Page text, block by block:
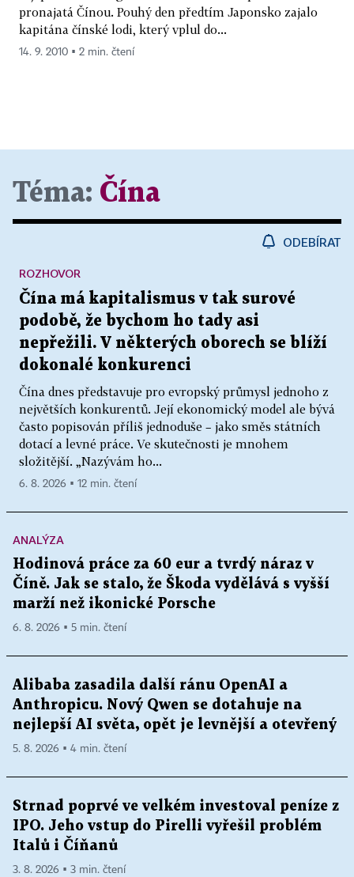
pronajatá Čínou. Pouhý den předtím Japonsko zajalo
kapitána čínské lodi, který vplul do...
14. 9. 2010 ▪ 2 min. čtení
Téma: Čína
ODEBÍRAT
Čína má kapitalismus v tak surové
podobě, že bychom ho tady asi
nepřežili. V některých oborech se blíží
dokonalé konkurenci
Čína dnes představuje pro evropský průmysl jednoho z
největších konkurentů. Její ekonomický model ale bývá
často popisován příliš jednoduše – jako směs státních
dotací a levné práce. Ve skutečnosti je mnohem
složitější. „Nazývám ho...
ROZHOVOR
6. 8. 2026 ▪ 12 min. čtení
ANALÝZA
Hodinová práce za 60 eur a tvrdý náraz v
Číně. Jak se stalo, že Škoda vydělává s vyšší
marží než ikonické Porsche
6. 8. 2026 ▪ 5 min. čtení
Alibaba zasadila další ránu OpenAI a
Anthropicu. Nový Qwen se dotahuje na
nejlepší AI světa, opět je levnější a otevřený
5. 8. 2026 ▪ 4 min. čtení
Strnad poprvé ve velkém investoval peníze z
IPO. Jeho vstup do Pirelli vyřešil problém
Italů i Číňanů
3. 8. 2026 ▪ 3 min. čtení